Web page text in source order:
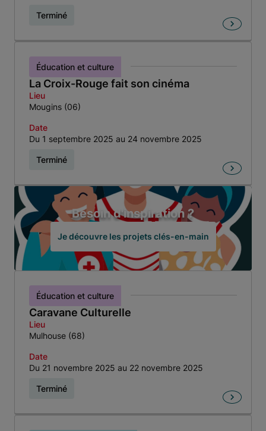
Terminé
La Croix-Rouge fait son cinéma
Éducation et culture
Lieu
Mougins (06)
Date
Du 1 septembre 2025 au 24 novembre 2025
Terminé
Besoin d'inspiration ?
Je découvre les projets clés-en-main
Caravane Culturelle
Éducation et culture
Lieu
Mulhouse (68)
Date
Du 21 novembre 2025 au 22 novembre 2025
Terminé